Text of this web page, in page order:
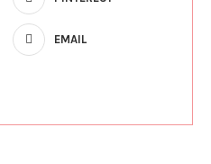
EMAIL